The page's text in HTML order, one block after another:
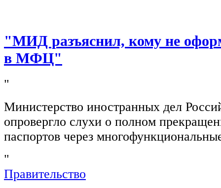
"МИД разъяснил, кому не
в МФЦ"
"
Министерство иностранных дел
опровергло слухи о полном
паспортов через
"
Правительство